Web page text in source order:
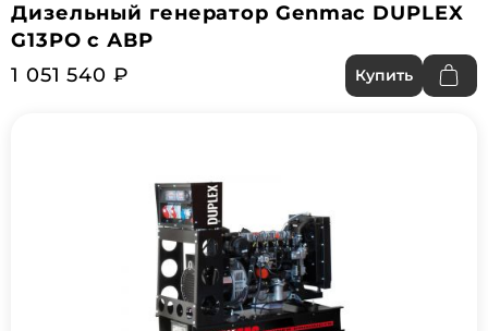
Дизельный генератор Genmac DUPLEX
G13PO с АВР
1 051 540 ₽
Купить